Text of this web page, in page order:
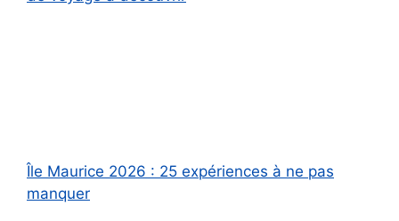
Île Maurice 2026 : 25 expériences à ne pas
manquer